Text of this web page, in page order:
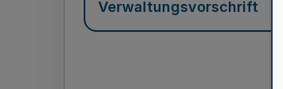
Verwaltungsvorschrift